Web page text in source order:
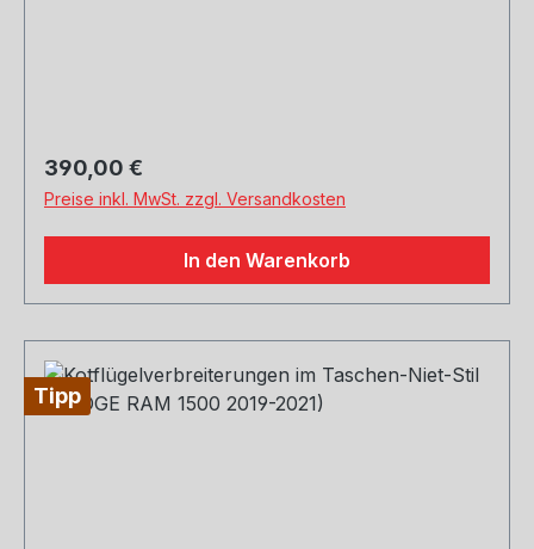
Regulärer Preis:
390,00 €
Preise inkl. MwSt. zzgl. Versandkosten
In den Warenkorb
Tipp